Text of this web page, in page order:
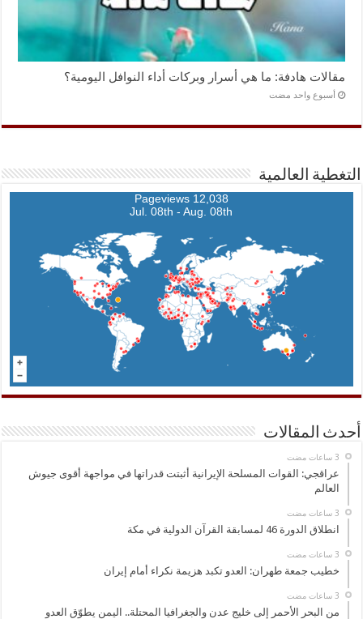
مقالات هادفة: ما هي أسرار وبركات أداء النوافل اليومية؟
‏أسبوع واحد مضت
التغطية العالمية
12,038 Pageviews
Jul. 08th - Aug. 08th
أحدث المقالات
عراقجي: القوات المسلحة الإيرانية أثبتت قدراتها في مواجهة أقوى جيوش
العالم
انطلاق الدورة 46 لمسابقة القرآن الدولية في مكة
خطيب جمعة طهران: العدو تكبد هزيمة نكراء أمام إيران
من البحر الأحمر إلى خليج عدن والجغرافيا المحتلة.. اليمن يطوّق العدو